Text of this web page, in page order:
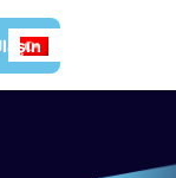
la şın